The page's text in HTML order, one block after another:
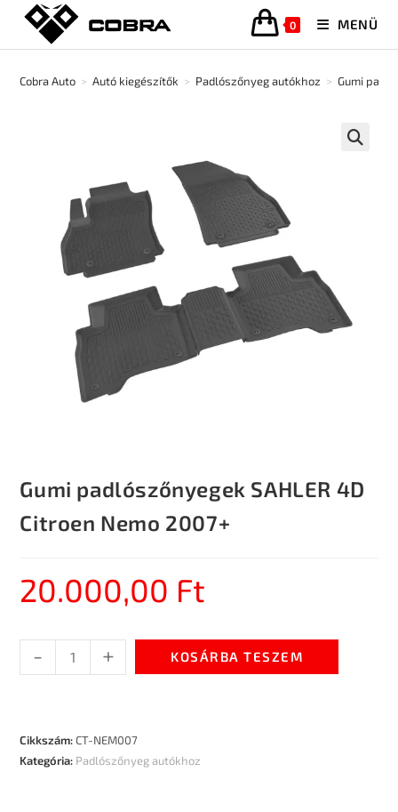
0 MENÜ
Cobra Auto > Autó kiegészítők > Padlószőnyeg autókhoz > Gumi
Gumi padlószőnyegek SAHLER 4D
Citroen Nemo 2007+
20.000,00 Ft
- + KOSÁRBA TESZEM
Cikkszám:CT-NEM007
Kategória: Padlószőnyeg autókhoz